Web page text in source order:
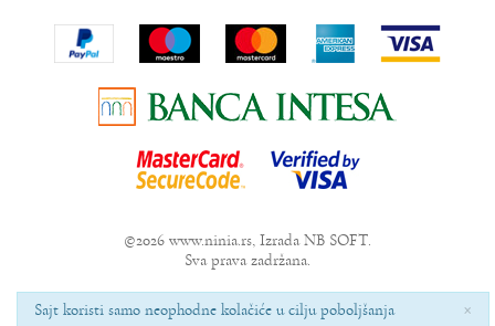
office@ninia.rs
109267030
©2026 www.ninia.rs, IzradaNB SOFT.
Sva prava zadržana.
×
Sajt koristi samo neophodne kolačiće u cilju poboljšanja